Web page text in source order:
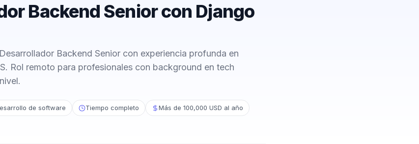
Backend Senior con Django
Backend Senior con experiencia profunda en
Rol remoto para profesionales con background en tech
de software Tiempo completo Más de 100,000 USD al año